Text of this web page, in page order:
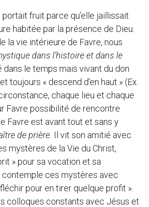
fruit parce qu’elle jaillissait
habitée par la présence de Dieu.
la vie intérieure de Favre, nous
dans l’histoire et dans le
dans le temps mais vivant du don
toujours « descend d’en haut » (Ex.
chaque lieu et chaque
Favre possibilité de rencontre
Favre est avant tout et sans y
de prière. Il vit son amitié avec
mystères de la Vie du Christ,
» pour sa vocation et sa
contemple ces mystères avec
pour en tirer quelque profit ».
colloques constants avec Jésus et